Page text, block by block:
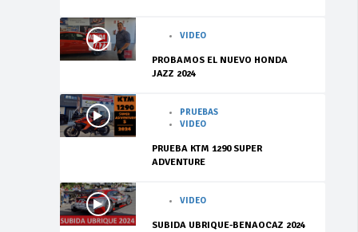
VIDEO
PROBAMOS EL NUEVO HONDA
JAZZ 2024
PRUEBAS
VIDEO
PRUEBA KTM 1290 SUPER
ADVENTURE
VIDEO
SUBIDA UBRIQUE-BENAOCAZ 2024